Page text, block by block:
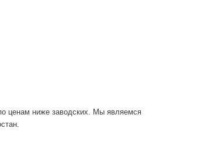
ценам ниже заводских. Мы являемся